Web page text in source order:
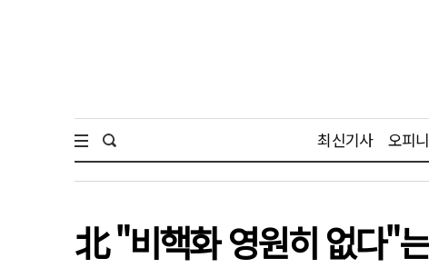
최신기사 오피
北 "비핵화 영원히 없다"